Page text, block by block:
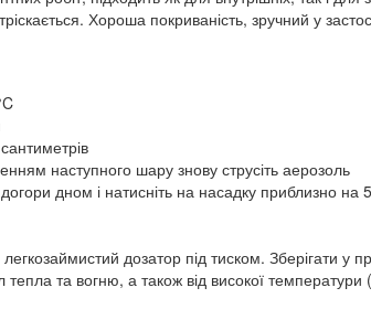
Хороша покриваність, зручний у
наступного шару знову струсіть аерозоль
дном і натисніть на насадку приблизно на
дозатор під тиском. Зберігати
та вогню, а також від високої